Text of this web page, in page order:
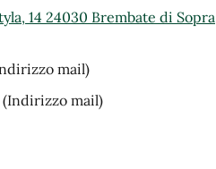
14 24030 Brembate di Sopra
mail)
(Indirizzo mail)